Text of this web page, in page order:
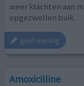
weer klachten aan
opgezwollen buik.
geef mening
Amoxicilline